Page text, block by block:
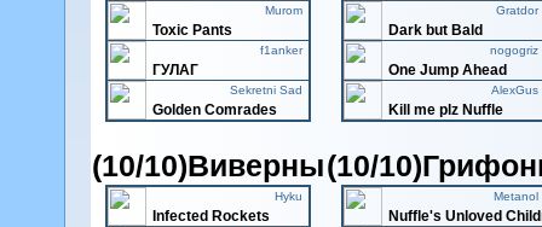
Murom
Toxic Pants
f1anker
ГУЛАГ
Sekretni Sad
Golden Comrades
Gratdor
Dark but Bald
nogogriz
One Jump Ahead
AlexGus
Kill me plz Nuffle
(10/10)Виверны
Hyku
Infected Rockets
(10/
Metanol
Nuffle's Unloved